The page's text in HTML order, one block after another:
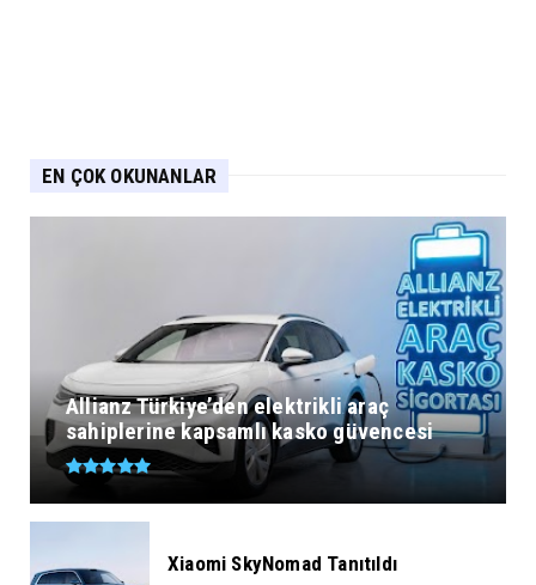
EN ÇOK OKUNANLAR
Allianz Türkiye’den elektrikli araç
sahiplerine kapsamlı kasko güvencesi
Xiaomi SkyNomad Tanıtıldı